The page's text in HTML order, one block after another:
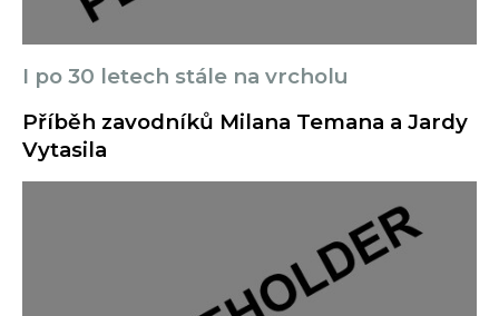
I po 30 letech stále na vrcholu
Příběh zavodníků Milana Temana a Jardy
Vytasila